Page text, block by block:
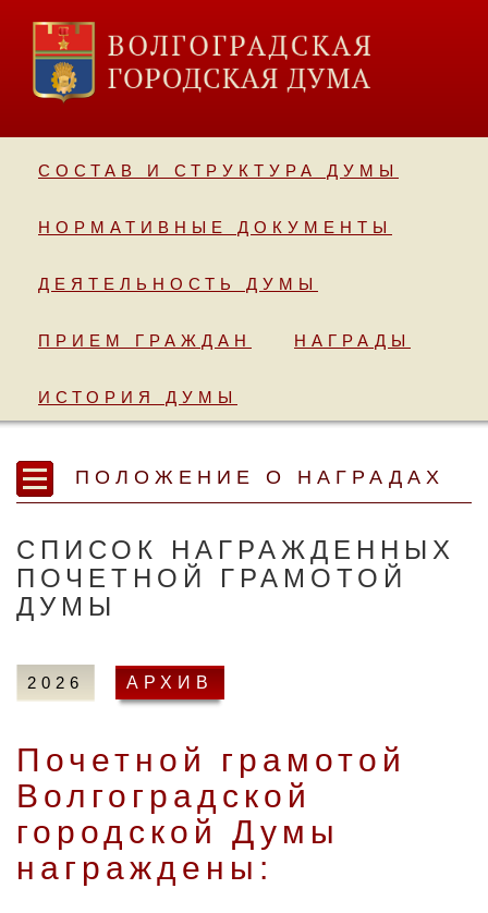
СОСТАВ И СТРУКТУРА ДУМЫ
НОРМАТИВНЫЕ ДОКУМЕНТЫ
ДЕЯТЕЛЬНОСТЬ ДУМЫ
ПРИЕМ ГРАЖДАН НАГРАДЫ
ИСТОРИЯ ДУМЫ
ПОЛОЖЕНИЕ О НАГРАДАХ
СПИСОК НАГРАЖДЕННЫХ
ПОЧЕТНОЙ ГРАМОТОЙ
ДУМЫ
2026 АРХИВ
Почетной грамотой
Волгоградской
городской Думы
награждены: